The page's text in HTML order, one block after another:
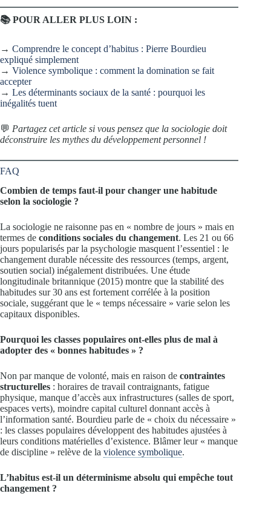
📚 POUR ALLER PLUS LOIN :
→ Comprendre le concept d’habitus : Pierre Bourdieu
expliqué simplement
→ Violence symbolique : comment la domination se fait
accepter
→ Les déterminants sociaux de la santé : pourquoi les
inégalités tuent
💬 Partagez cet article si vous pensez que la sociologie doit
déconstruire les mythes du développement personnel !
FAQ
Combien de temps faut-il pour changer une habitude
selon la sociologie ?
La sociologie ne raisonne pas en « nombre de jours » mais en
termes de conditions sociales du changement. Les 21 ou 66
jours popularisés par la psychologie masquent l’essentiel : le
changement durable nécessite des ressources (temps, argent,
soutien social) inégalement distribuées. Une étude
longitudinale britannique (2015) montre que la stabilité des
habitudes sur 30 ans est fortement corrélée à la position
sociale, suggérant que le « temps nécessaire » varie selon les
capitaux disponibles.
Pourquoi les classes populaires ont-elles plus de mal à
adopter des « bonnes habitudes » ?
Non par manque de volonté, mais en raison de contraintes
structurelles : horaires de travail contraignants, fatigue
physique, manque d’accès aux infrastructures (salles de sport,
espaces verts), moindre capital culturel donnant accès à
l’information santé. Bourdieu parle de « choix du nécessaire »
: les classes populaires développent des habitudes ajustées à
leurs conditions matérielles d’existence. Blâmer leur « manque
de discipline » relève de la violence symbolique.
L’habitus est-il un déterminisme absolu qui empêche tout
changement ?